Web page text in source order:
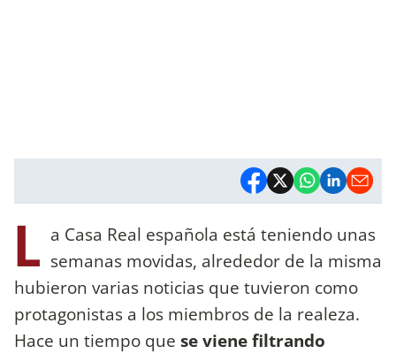
L a Casa Real española está teniendo unas
semanas movidas, alrededor de la misma
hubieron varias noticias que tuvieron como
protagonistas a los miembros de la realeza.
Hace un tiempo que se viene filtrando